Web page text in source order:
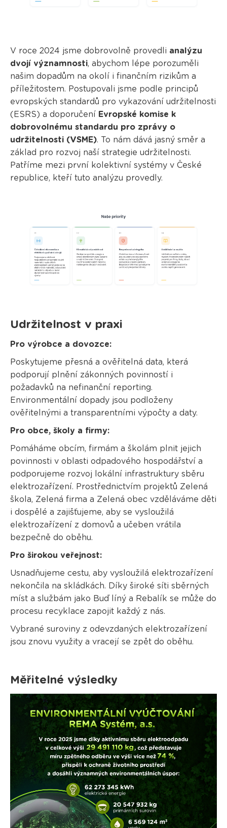
V roce 2024 jsme dobrovolně provedli analýzu
dvojí významnosti, abychom lépe porozuměli
našim dopadům na okolí i finančním rizikům a
příležitostem. Postupovali jsme podle principů
evropských standardů pro vykazování udržitelnosti
(ESRS) a doporučení Evropské komise k
dobrovolnému standardu pro zprávy o
udržitelnosti (VSME). To nám dává jasný směr a
základ pro rozvoj naší strategie udržitelnosti.
Patříme mezi první kolektivní systémy v České
republice, kteří tuto analýzu provedly.
Udržitelnost v praxi
Pro výrobce a dovozce:
Poskytujeme přesná a ověřitelná data, která
podporují plnění zákonných povinností i
požadavků na nefinanční reporting.
Environmentální dopady jsou podloženy
ověřitelnými a transparentními výpočty a daty.
Pro obce, školy a firmy:
Pomáháme obcím, firmám a školám plnit jejich
povinnosti v oblasti odpadového hospodářství a
podporujeme rozvoj lokální infrastruktury sběru
elektrozařízení. Prostřednictvím projektů Zelená
škola, Zelená firma a Zelená obec vzděláváme děti
i dospělé a zajišťujeme, aby se vysloužilá
elektrozařízení z domovů a učeben vrátila
bezpečně do oběhu.
Pro širokou veřejnost:
Usnadňujeme cestu, aby vysloužilá elektrozařízení
nekončila na skládkách. Díky široké síti sběrných
míst a službám jako Buď líný a Rebalík se může do
procesu recyklace zapojit každý z nás.
Vybrané suroviny z odevzdaných elektrozařízení
jsou znovu využity a vracejí se zpět do oběhu.
Měřitelné výsledky